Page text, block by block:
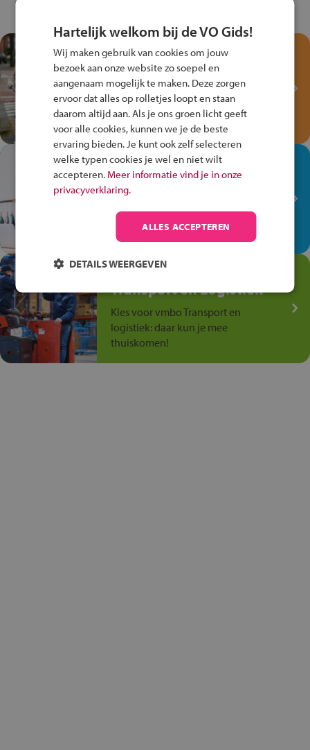
Test je kennis met het
Fiets Veilig
Verkeersspel!
Speel het Fiets Veilig Verkeersspel
en win een Cortina-fiets!
In de winkel ben je op je
plek!
op de winkelvloer, waar elke dag
anders is!
Jouw talent in de
Transport en Logistiek
Kies voor vmbo Transport en
logistiek: daar kun je mee
thuiskomen!
Hartelijk welkom bij de VO Gids!
Wij maken gebruik van cookies om jouw
bezoek aan onze website zo soepel en
aangenaam mogelijk te maken. Deze zorgen
ervoor dat alles op rolletjes loopt en staan
daarom altijd aan. Als je ons groen licht geeft
voor alle cookies, kunnen we je de beste
ervaring bieden. Je kunt ook zelf selecteren
welke typen cookies je wel en niet wilt
accepteren. Meer informatie vind je in onze
privacyverklaring.
ALLES ACCEPTEREN
DETAILS WEERGEVEN